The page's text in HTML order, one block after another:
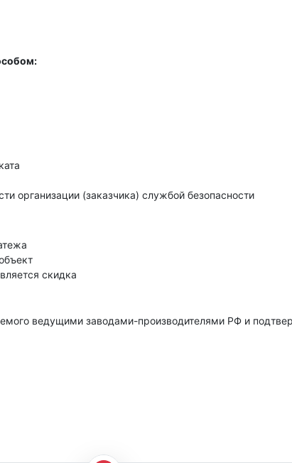
организации (заказчика) службой безопасности
скидка
ведущими заводами-производителями РФ и